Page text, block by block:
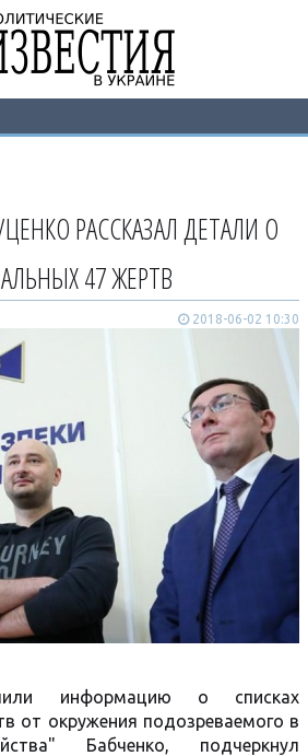
РАССКАЗАЛ ДЕТАЛИ О
47 ЖЕРТВ
2018-06-02 10:30
информацию о списках
от окружения подозреваемого в
Бабченко, подчеркнул